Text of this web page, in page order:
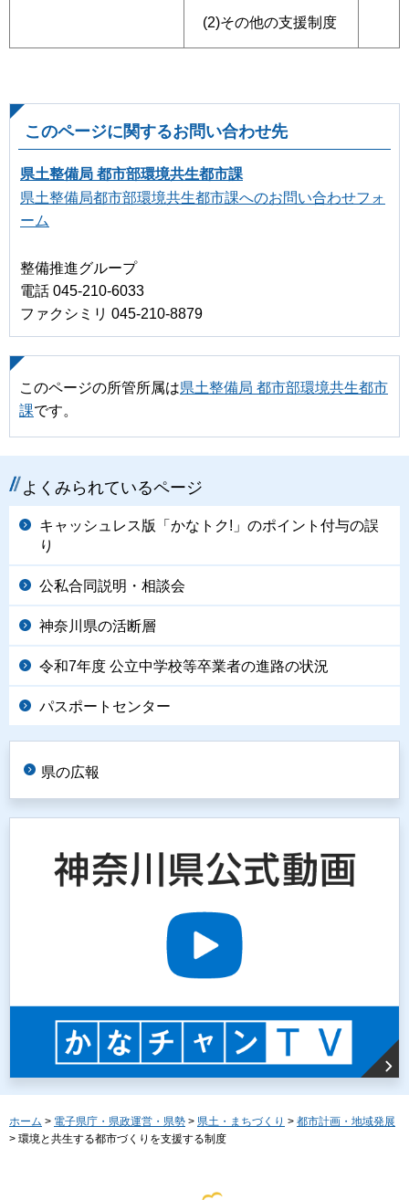
(2)その他の支援制度
このページに関するお問い合わせ先
県土整備局 都市部環境共生都市課
県土整備局都市部環境共生都市課へのお問い合わせフォ
ーム
整備推進グループ
電話 045-210-6033
ファクシミリ 045-210-8879
このページの所管所属は県土整備局 都市部環境共生都市
課です。
よくみられているページ
キャッシュレス版「かなトク!」のポイント付与の誤
り
公私合同説明・相談会
神奈川県の活断層
令和7年度 公立中学校等卒業者の進路の状況
パスポートセンター
県の広報
ホーム > 電子県庁・県政運営・県勢 > 県土・まちづくり > 都市計画・地域発展
> 環境と共生する都市づくりを支援する制度